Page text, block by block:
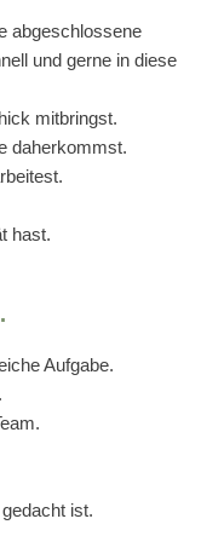
abgeschlossene
und gerne in diese
mitbringst.
daherkommst.
hast.
Aufgabe.
ist.